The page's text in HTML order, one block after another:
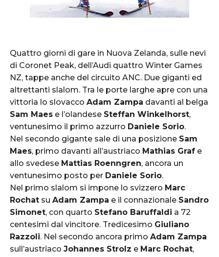
Quattro giorni di gare in Nuova Zelanda, sulle nevi
di Coronet Peak, dell’Audi quattro Winter Games
NZ, tappe anche del circuito ANC. Due giganti ed
altrettanti slalom. Tra le porte larghe apre con una
vittoria lo slovacco Adam Zampa davanti al belga
Sam Maes e l’olandese Steffan Winkelhorst,
ventunesimo il primo azzurro Daniele Sorio.
Nel secondo gigante sale di una posizione Sam
Maes, primo davanti all’austriaco Mathias Graf e
allo svedese Mattias Roenngren, ancora un
ventunesimo posto per Daniele Sorio.
Nel primo slalom si impone lo svizzero Marc
Rochat su Adam Zampa e il connazionale Sandro
Simonet, con quarto Stefano Baruffaldi a 72
centesimi dal vincitore. Tredicesimo Giuliano
Razzoli. Nel secondo ancora primo Adam Zampa
sull’austriaco Johannes Strolz e Marc Rochat,